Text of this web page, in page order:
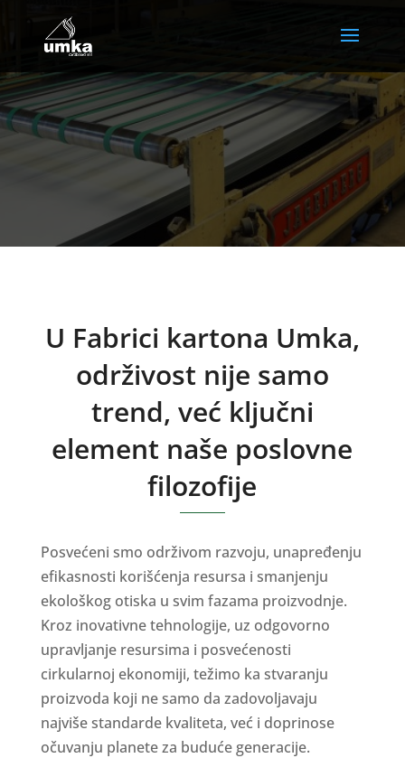
U Fabrici kartona Umka,
održivost nije samo
trend, već ključni
element naše poslovne
filozofije
Posvećeni smo održivom razvoju, unapređenju
efikasnosti korišćenja resursa i smanjenju
ekološkog otiska u svim fazama proizvodnje.
Kroz inovativne tehnologije, uz odgovorno
upravljanje resursima i posvećenosti
cirkularnoj ekonomiji, težimo ka stvaranju
proizvoda koji ne samo da zadovoljavaju
najviše standarde kvaliteta, već i doprinose
očuvanju planete za buduće generacije.